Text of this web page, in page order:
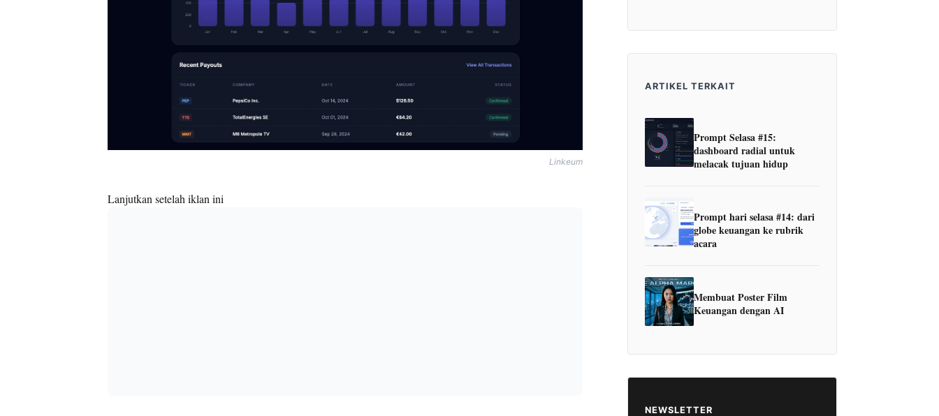
Linkeum
Lanjutkan setelah iklan ini
ARTIKEL TERKAIT
Prompt Selasa #15:
dashboard radial untuk
melacak tujuan hidup
Prompt hari selasa #14: dari
globe keuangan ke rubrik
acara
Membuat Poster Film
Keuangan dengan AI
NEWSLETTER